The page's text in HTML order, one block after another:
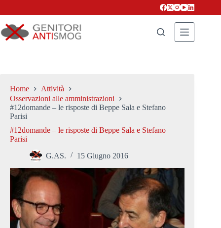
Home
Attività
Osservazioni alle amministrazioni
#12domande – le risposte di Beppe Sala e Stefano
Parisi
#12domande – le risposte di Beppe Sala e Stefano
Parisi
G.AS. 15 Giugno 2016